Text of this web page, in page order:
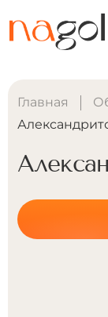
Главная